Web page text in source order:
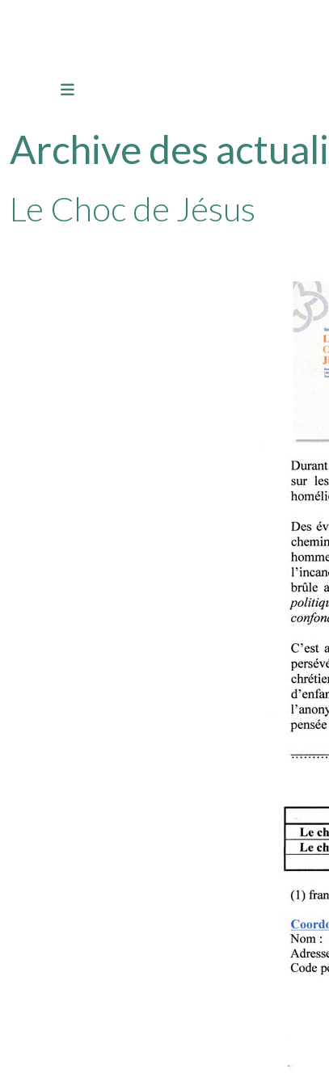
Archive des
Le Choc de Jésus